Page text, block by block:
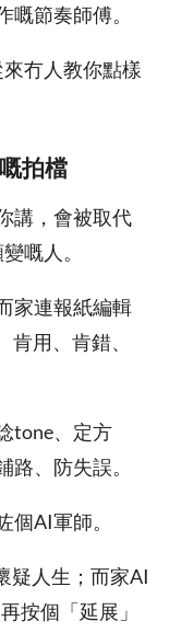
節奏師傅。
冇人教你點樣
拍檔
講，會被取代
嘅人。
家連報紙編輯
用、肯錯、
tone、定方
、防失誤。
AI軍師。
疑人生；而家AI
按個「延展」